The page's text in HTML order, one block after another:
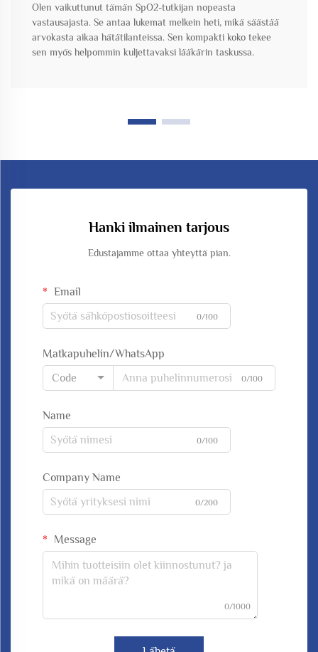
Olen vaikuttunut tämän SpO2-tutkijan nopeasta
vastausajasta. Se antaa lukemat melkein heti, mikä säästää
arvokasta aikaa hätätilanteissa. Sen kompakti koko tekee
sen myös helpommin kuljettavaksi lääkärin taskussa.
Hanki ilmainen tarjous
Edustajamme ottaa yhteyttä pian.
Email
0/100
Matkapuhelin/WhatsApp
Code
0/100
Name
0/100
Company Name
0/200
Message
0/1000